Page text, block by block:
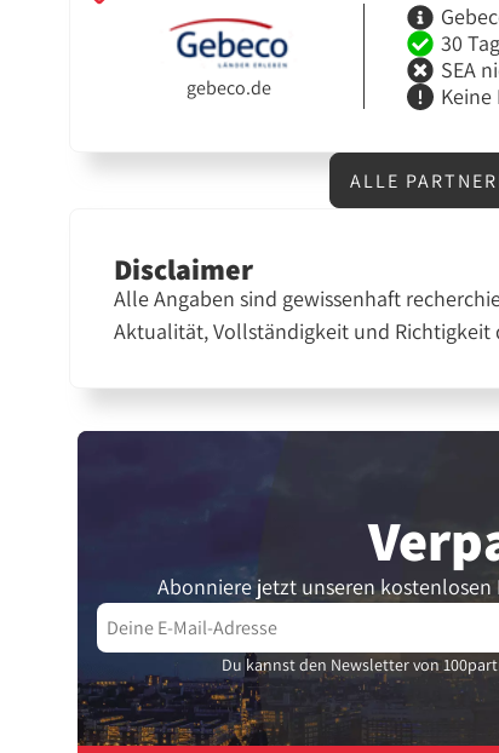
gebeco.de
30
SEA
ALLE
Disclaimer
Alle Angaben sind gewissenhaft
Aktualität, Vollständigkeit und
Abonniere jetzt unseren
Du kannst den Newsletter von